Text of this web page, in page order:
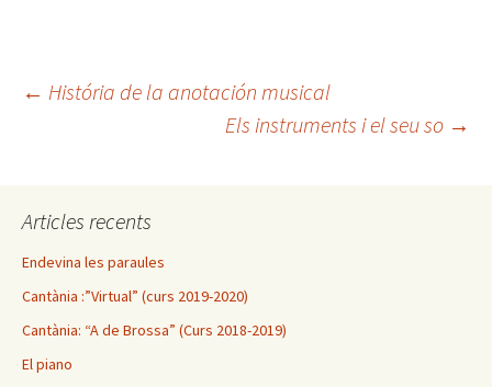
Navegació
pels
articles
← História de la anotación musical
Els instruments i el seu so →
Articles recents
Endevina les paraules
Cantània :”Virtual” (curs 2019-2020)
Cantània: “A de Brossa” (Curs 2018-2019)
El piano